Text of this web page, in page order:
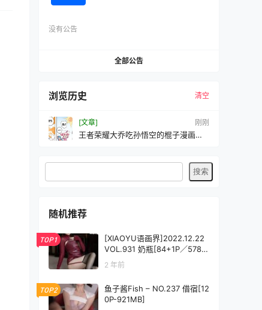
没有公告
全部公告
浏览历史 清空
[文章] 刚刚
王者荣耀大乔吃孙悟空的棍子漫画是
随机推荐
TOP1
[XIAOYU语画界]2022.12.22
VOL.931 奶瓶[84+1P／578M
2 年前
TOP2
鱼子酱Fish – NO.237 借宿[12
0P-921MB]